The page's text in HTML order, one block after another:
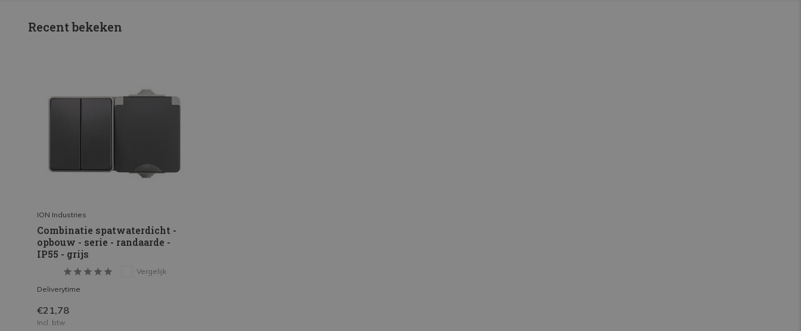
Recent bekeken
ION Industries
Combinatie spatwaterdicht -
opbouw - serie - randaarde -
IP55 - grijs
Vergelijk
Deliverytime
€21,78
Incl. btw